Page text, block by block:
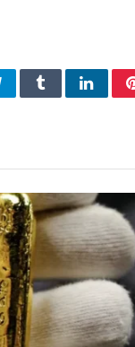
بينتيريستلينكدإن